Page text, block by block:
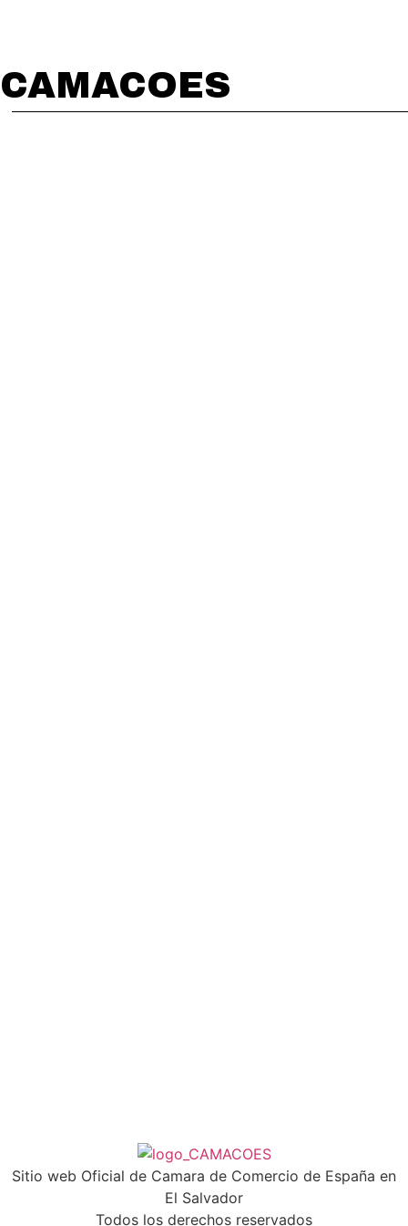
CAMACOES
Sitio web Oficial de Camara de Comercio de España en
El Salvador
Todos los derechos reservados